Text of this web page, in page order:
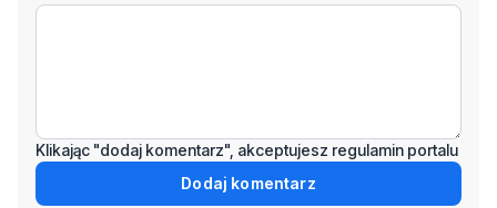
Klikając "dodaj komentarz", akceptujesz regulamin portalu
Dodaj komentarz